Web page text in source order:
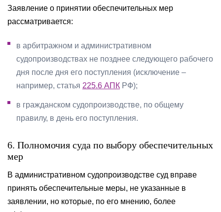
Заявление о принятии обеспечительных мер
рассматривается:
в арбитражном и административном
судопроизводствах не позднее следующего рабочего
дня после дня его поступления (исключение –
например, статья 225.6 АПК РФ);
в гражданском судопроизводстве, по общему
правилу, в день его поступления.
6. Полномочия суда по выбору обеспечительных
мер
В административном судопроизводстве суд вправе
принять обеспечительные меры, не указанные в
заявлении, но которые, по его мнению, более